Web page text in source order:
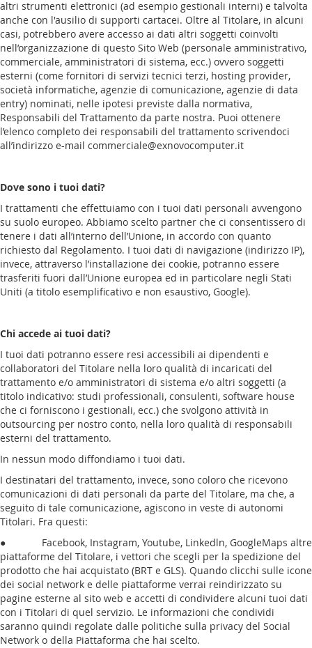
altri strumenti elettronici (ad esempio gestionali interni) e talvolta
anche con l'ausilio di supporti cartacei. Oltre al Titolare, in alcuni
casi, potrebbero avere accesso ai dati altri soggetti coinvolti
nell’organizzazione di questo Sito Web (personale amministrativo,
commerciale, amministratori di sistema, ecc.) ovvero soggetti
esterni (come fornitori di servizi tecnici terzi, hosting provider,
società informatiche, agenzie di comunicazione, agenzie di data
entry) nominati, nelle ipotesi previste dalla normativa,
Responsabili del Trattamento da parte nostra. Puoi ottenere
l’elenco completo dei responsabili del trattamento scrivendoci
all’indirizzo e-mail commerciale@exnovocomputer.it
Dove sono i tuoi dati?
I trattamenti che effettuiamo con i tuoi dati personali avvengono
su suolo europeo. Abbiamo scelto partner che ci consentissero di
tenere i dati all’interno dell’Unione, in accordo con quanto
richiesto dal Regolamento. I tuoi dati di navigazione (indirizzo IP),
invece, attraverso l’installazione dei cookie, potranno essere
trasferiti fuori dall’Unione europea ed in particolare negli Stati
Uniti (a titolo esemplificativo e non esaustivo, Google).
Chi accede ai tuoi dati?
I tuoi dati potranno essere resi accessibili ai dipendenti e
collaboratori del Titolare nella loro qualità di incaricati del
trattamento e/o amministratori di sistema e/o altri soggetti (a
titolo indicativo: studi professionali, consulenti, software house
che ci forniscono i gestionali, ecc.) che svolgono attività in
outsourcing per nostro conto, nella loro qualità di responsabili
esterni del trattamento.
In nessun modo diffondiamo i tuoi dati.
I destinatari del trattamento, invece, sono coloro che ricevono
comunicazioni di dati personali da parte del Titolare, ma che, a
seguito di tale comunicazione, agiscono in veste di autonomi
Titolari. Fra questi:
● Facebook, Instagram, Youtube, Linkedln, GoogleMaps altre
piattaforme del Titolare, i vettori che scegli per la spedizione del
prodotto che hai acquistato (BRT e GLS). Quando clicchi sulle icone
dei social network e delle piattaforme verrai reindirizzato su
pagine esterne al sito web e accetti di condividere alcuni tuoi dati
con i Titolari di quel servizio. Le informazioni che condividi
saranno quindi regolate dalle politiche sulla privacy del Social
Network o della Piattaforma che hai scelto.